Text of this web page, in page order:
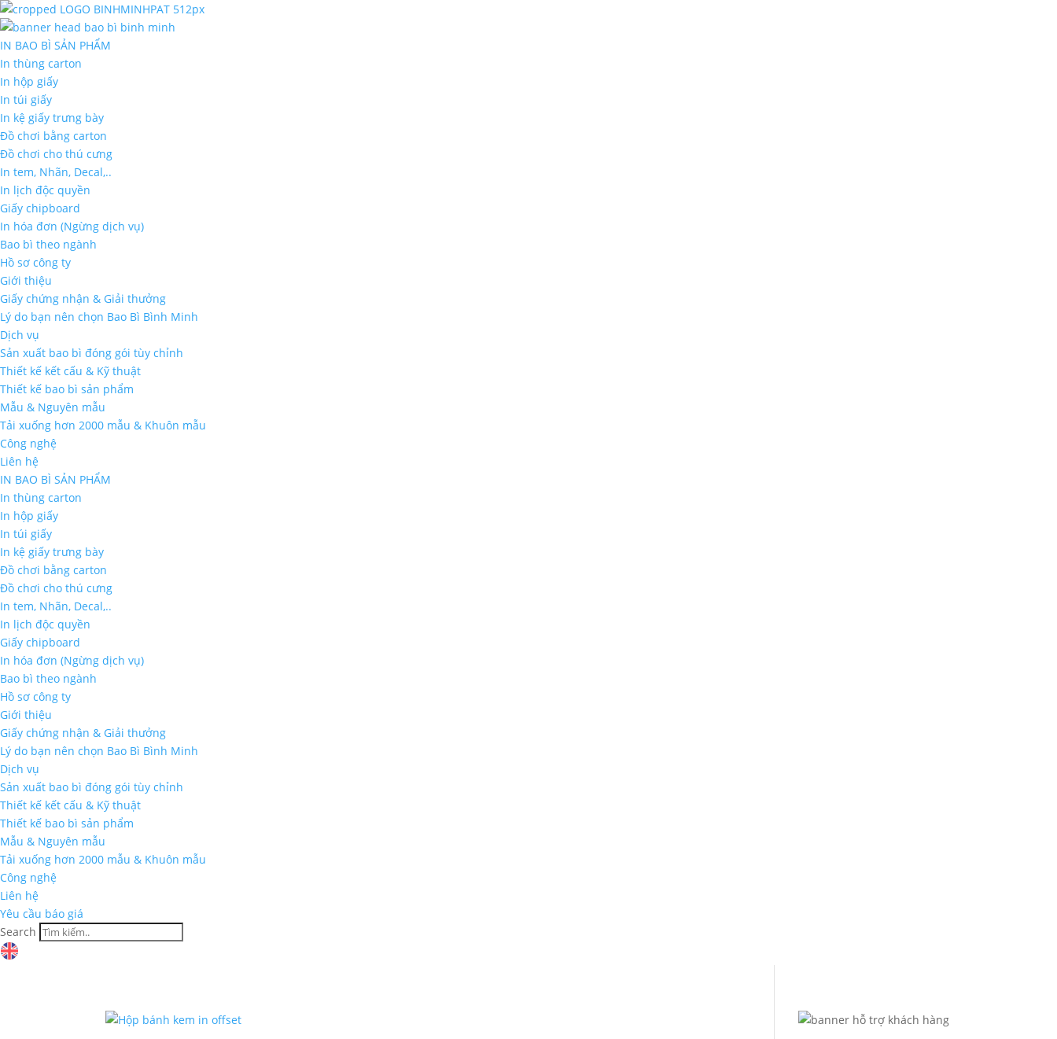
IN BAO BÌ SẢN PHẨM
In thùng carton
In hộp giấy
In túi giấy
In kệ giấy trưng bày
Đồ chơi bằng carton
Đồ chơi cho thú cưng
In tem, Nhãn, Decal,..
In lịch độc quyền
Giấy chipboard
In hóa đơn (Ngừng dịch vụ)
Bao bì theo ngành
Hồ sơ công ty
Giới thiệu
Giấy chứng nhận & Giải thưởng
Lý do bạn nên chọn Bao Bì Bình Minh
Dịch vụ
Sản xuất bao bì đóng gói tùy chỉnh
Thiết kế kết cấu & Kỹ thuật
Thiết kế bao bì sản phẩm
Mẫu & Nguyên mẫu
Tải xuống hơn 2000 mẫu & Khuôn mẫu
Công nghệ
Liên hệ
IN BAO BÌ SẢN PHẨM
In thùng carton
In hộp giấy
In túi giấy
In kệ giấy trưng bày
Đồ chơi bằng carton
Đồ chơi cho thú cưng
In tem, Nhãn, Decal,..
In lịch độc quyền
Giấy chipboard
In hóa đơn (Ngừng dịch vụ)
Bao bì theo ngành
Hồ sơ công ty
Giới thiệu
Giấy chứng nhận & Giải thưởng
Lý do bạn nên chọn Bao Bì Bình Minh
Dịch vụ
Sản xuất bao bì đóng gói tùy chỉnh
Thiết kế kết cấu & Kỹ thuật
Thiết kế bao bì sản phẩm
Mẫu & Nguyên mẫu
Tải xuống hơn 2000 mẫu & Khuôn mẫu
Công nghệ
Liên hệ
Yêu cầu báo giá
Search